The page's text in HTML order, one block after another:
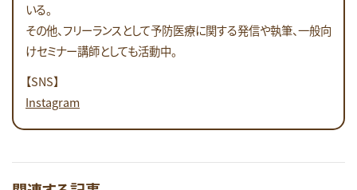
いる。
その他、フリーランスとして予防医療に関する発信や執筆、一般向
けセミナー講師としても活動中。
【SNS】
Instagram